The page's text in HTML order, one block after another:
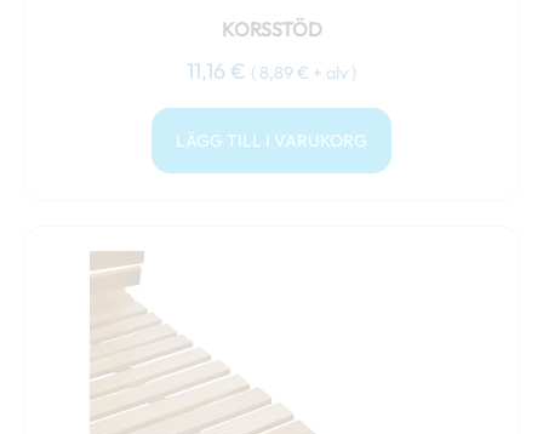
KORSSTÖD
11,16 € ( 8,89 € + alv )
LÄGG TILL I VARUKORG